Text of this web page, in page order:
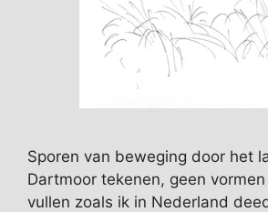
Sporen van beweging door het
Dartmoor tekenen, geen
vullen zoals ik in Nederland